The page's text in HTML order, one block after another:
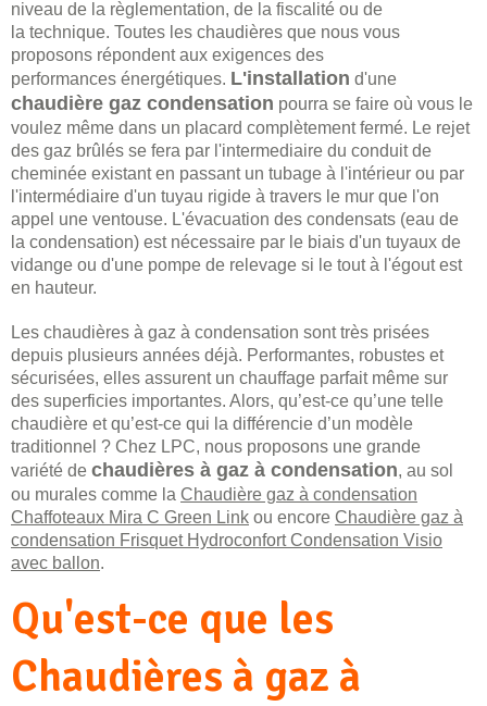
niveau de la règlementation, de la fiscalité ou de
la technique. Toutes les chaudières que nous vous
proposons répondent aux exigences des
performances énergétiques. L'installation d'une
chaudière gaz condensation pourra se faire où vous le
voulez même dans un placard complètement fermé. Le rejet
des gaz brûlés se fera par l'intermediaire du conduit de
cheminée existant en passant un tubage à l'intérieur ou par
l'intermédiaire d'un tuyau rigide à travers le mur que l'on
appel une ventouse. L'évacuation des condensats (eau de
la condensation) est nécessaire par le biais d'un tuyaux de
vidange ou d'une pompe de relevage si le tout à l'égout est
en hauteur.
Les chaudières à gaz à condensation sont très prisées
depuis plusieurs années déjà. Performantes, robustes et
sécurisées, elles assurent un chauffage parfait même sur
des superficies importantes. Alors, qu’est-ce qu’une telle
chaudière et qu’est-ce qui la différencie d’un modèle
traditionnel ? Chez LPC, nous proposons une grande
variété de chaudières à gaz à condensation, au sol
ou murales comme la Chaudière gaz à condensation
Chaffoteaux Mira C Green Link ou encore Chaudière gaz à
condensation Frisquet Hydroconfort Condensation Visio
avec ballon.
Qu'est-ce que les
Chaudières à gaz à